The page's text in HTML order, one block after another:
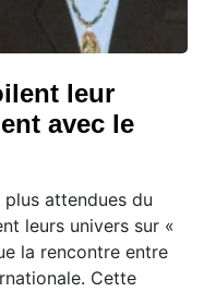
leur
avec le
plus attendues du
leurs univers sur «
la rencontre entre
Cette